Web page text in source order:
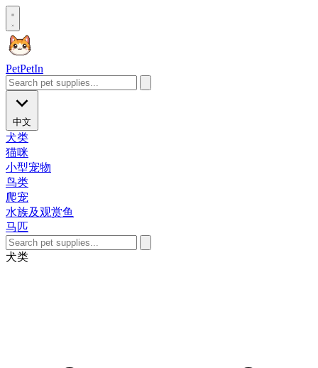
PetPetIn
中文
犬类
猫咪
小型宠物
鸟类
爬宠
水族及观赏鱼
马匹
犬类